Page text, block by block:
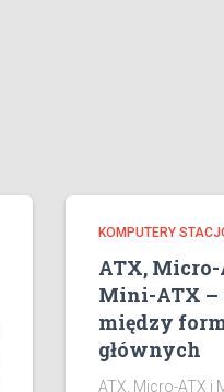
KOMPUTERY
ATX,
Mini-ATX
między
głównych
ATX, Micro-ATX i